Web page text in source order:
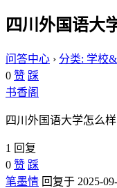
四川外国语大
问答中心 › 分类: 学校
0 赞 踩
书香阁
四川外国语大学怎么样
1 回复
0 赞 踩
笔墨情 回复于 2025-